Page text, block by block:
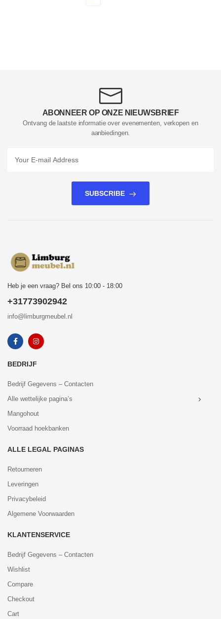
ABONNEER OP ONZE NIEUWSBRIEF
Ontvang de laatste informatie over evenementen, verkopen en
aanbiedingen.
SUBSCRIBE
Heb je een vraag? Bel ons 10:00 - 18:00
+31773902942
info@limburgmeubel.nl
BEDRIJF
Bedrijf Gegevens – Contacten
Alle wettelijke pagina’s
Mangohout
Voorraad hoekbanken
ALLE LEGAL PAGINAS
Retourneren
Leveringen
Privacybeleid
Algemene Voorwaarden
KLANTENSERVICE
Bedrijf Gegevens – Contacten
Wishlist
Compare
Checkout
Cart